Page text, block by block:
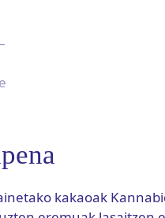
kakaoak